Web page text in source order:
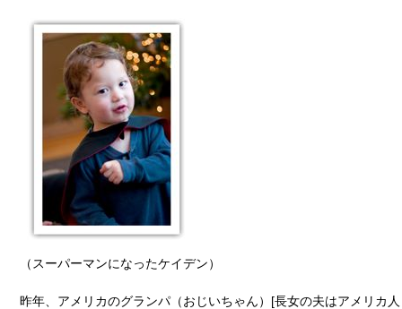
（スーパーマンになったケイデン）
昨年、アメリカのグランパ（おじいちゃん）[長女の夫はアメリカ人